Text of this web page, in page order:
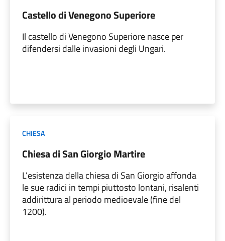
Castello di Venegono Superiore
Il castello di Venegono Superiore nasce per
difendersi dalle invasioni degli Ungari.
CHIESA
Chiesa di San Giorgio Martire
L’esistenza della chiesa di San Giorgio affonda
le sue radici in tempi piuttosto lontani, risalenti
addirittura al periodo medioevale (fine del
1200).